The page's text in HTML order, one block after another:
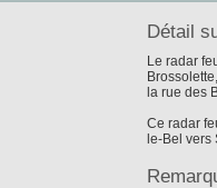
Détail
Le radar
la rue des
Ce radar
le-Bel vers